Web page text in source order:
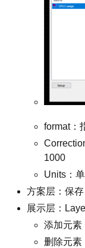
format：
1000
Units：
方案层：保
展示层：
添加元素
删除元素